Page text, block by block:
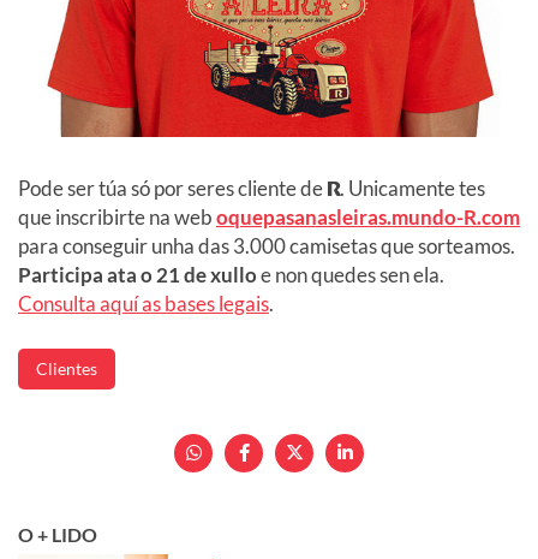
Pode ser túa só por seres cliente deR. Unicamente tes
que inscribirte na weboquepasanasleiras.mundo-R.com
para conseguir unha das 3.000 camisetas que sorteamos.
Participa ata o 21 de xulloe non quedes sen ela.
Consulta aquí as bases legais.
Clientes
O + LIDO